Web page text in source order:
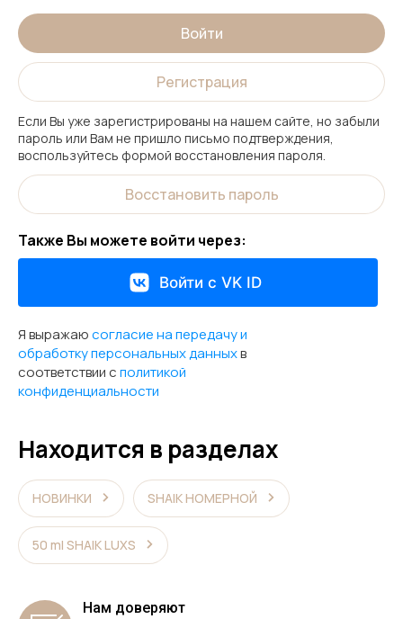
Войти
Регистрация
Если Вы уже зарегистрированы на нашем сайте, но забыли
пароль или Вам не пришло письмо подтверждения,
воспользуйтесь формой восстановления пароля.
Восстановить пароль
Также Вы можете войти через:
Войти с VK ID
Я выражаюсогласие на передачу и
обработку персональных данныхв
соответствии сполитикой
конфиденциальности
Находится в разделах
НОВИНКИ SHAIK НОМЕРНОЙ
50 ml SHAIK LUXS
Нам доверяют